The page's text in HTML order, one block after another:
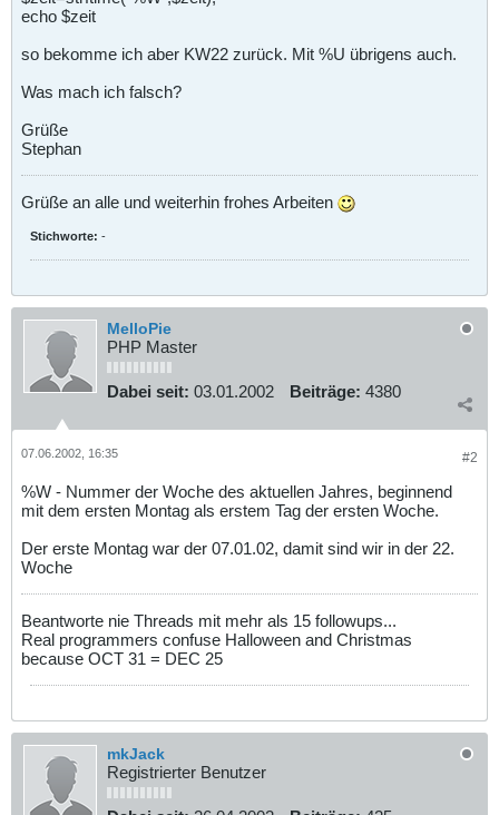
echo $zeit
so bekomme ich aber KW22 zurück. Mit %U übrigens auch.
Was mach ich falsch?
Grüße
Stephan
Grüße an alle und weiterhin frohes Arbeiten
Stichworte: -
MelloPie
PHP Master
Dabei seit: 03.01.2002 Beiträge: 4380
#2
07.06.2002, 16:35
%W - Nummer der Woche des aktuellen Jahres, beginnend
mit dem ersten Montag als erstem Tag der ersten Woche.
Der erste Montag war der 07.01.02, damit sind wir in der 22.
Woche
Beantworte nie Threads mit mehr als 15 followups...
Real programmers confuse Halloween and Christmas
because OCT 31 = DEC 25
mkJack
Registrierter Benutzer